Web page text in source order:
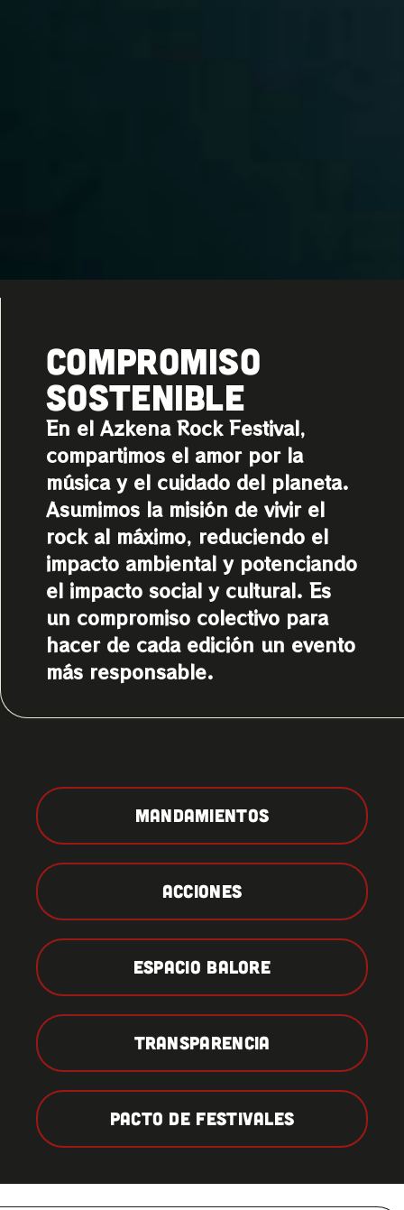
compromiso
sostenible
En el Azkena Rock Festival,
compartimos el amor por la
música y el cuidado del planeta.
Asumimos la misión de vivir el
rock al máximo, reduciendo el
impacto ambiental y potenciando
el impacto social y cultural. Es
un compromiso colectivo para
hacer de cada edición un evento
más responsable.
MANDAMIENTOS
ACCIONES
ESPACIO BALORE
TRANSPARENCIA
PACTO DE FESTIVALES